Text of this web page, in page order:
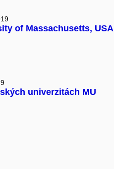
of Massachusetts, USA
univerzitách MU